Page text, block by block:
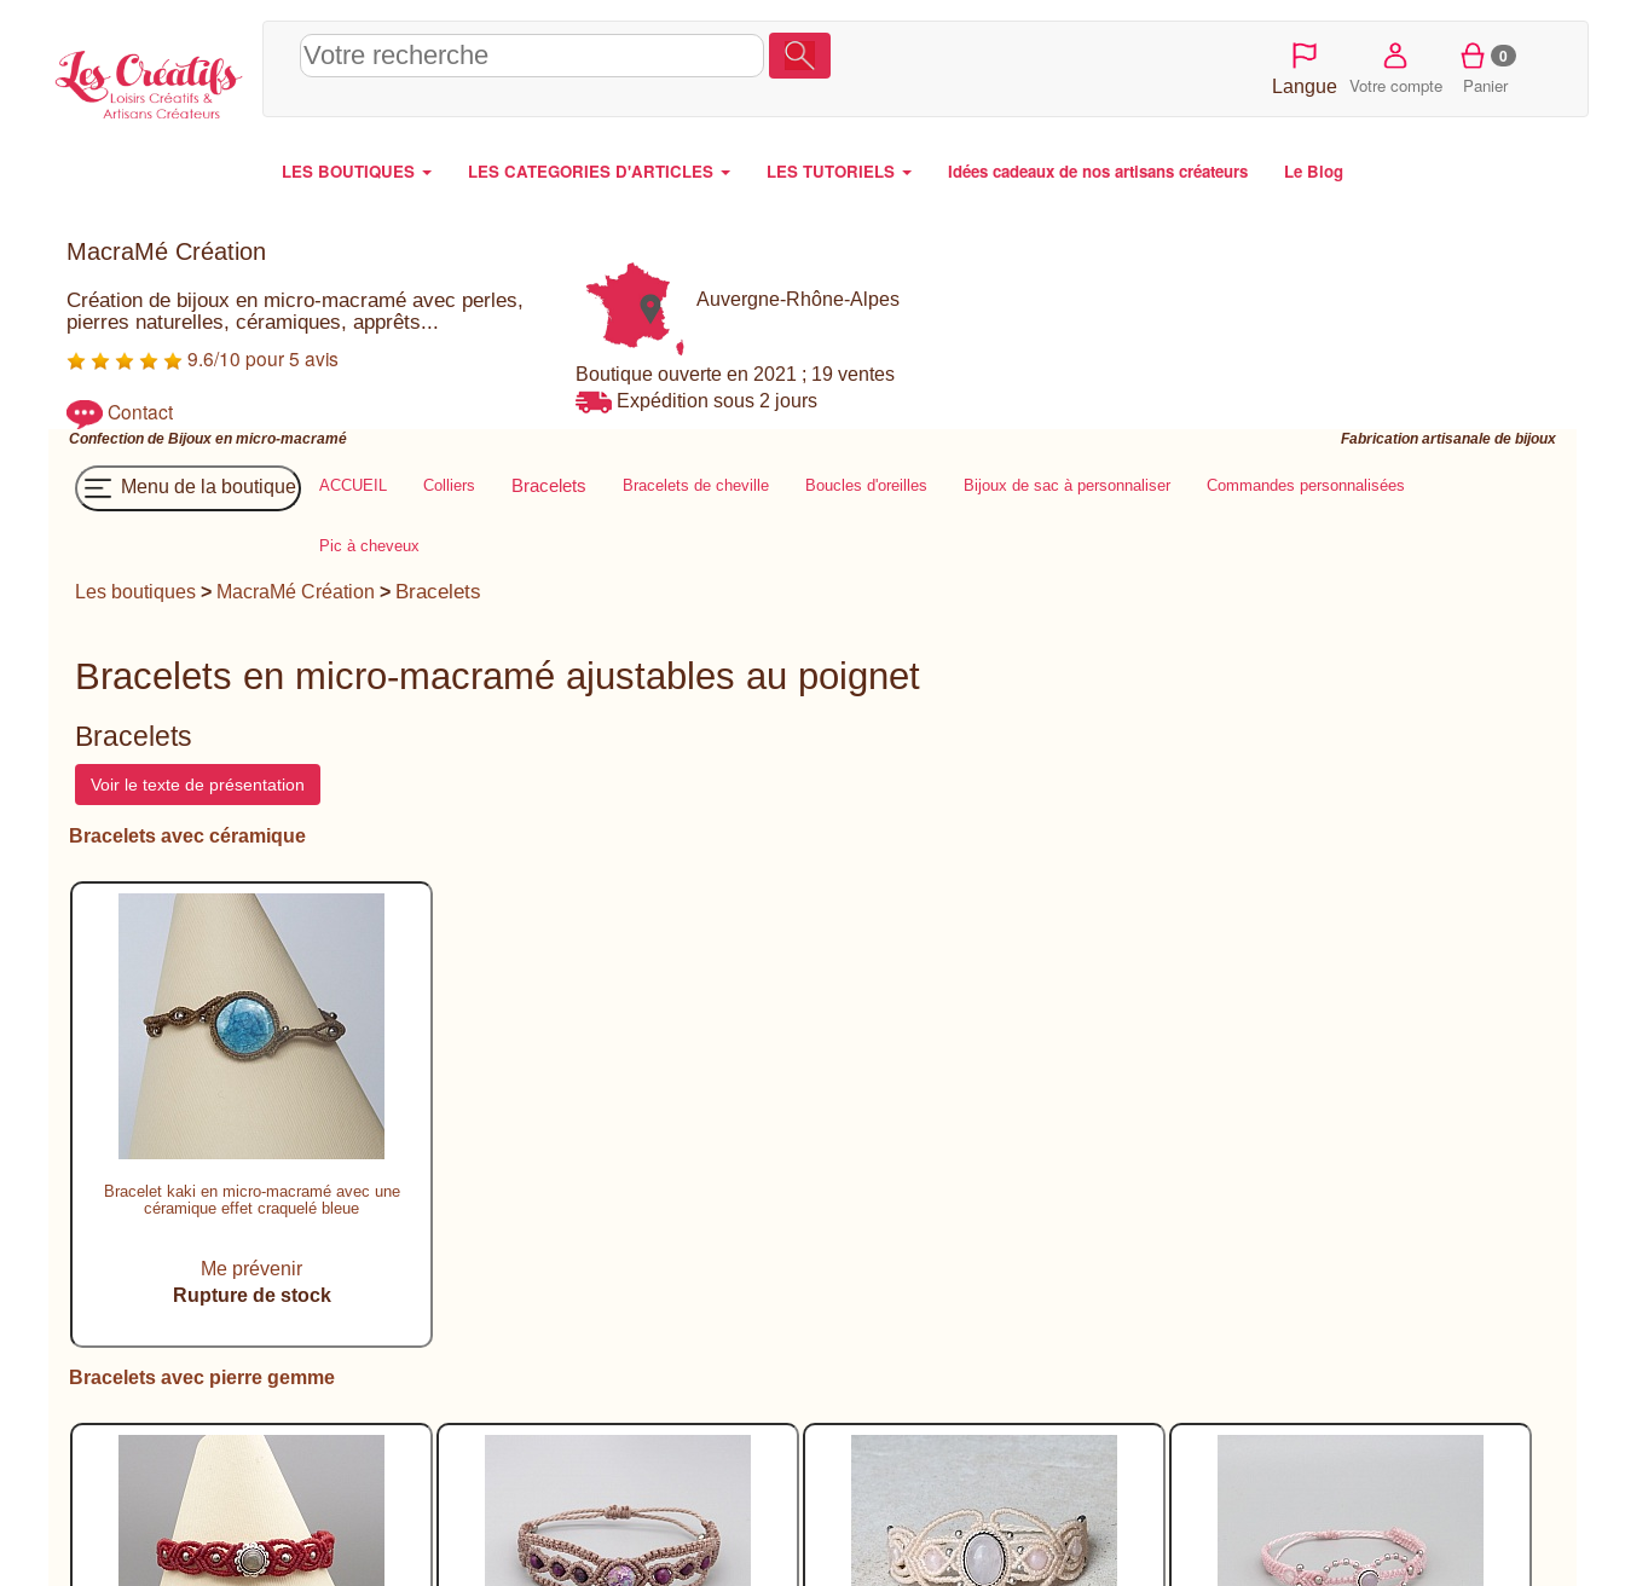
Langue Votre compte
0
Panier
LES BOUTIQUES LES CATEGORIES D'ARTICLES LES TUTORIELS Idées cadeaux de nos artisans créateurs Le Blog
MacraMé Création
Création de bijoux en micro-macramé avec perles,
pierres naturelles, céramiques, apprêts...
9.6/10 pour 5 avis
Contact
Auvergne-Rhône-Alpes
Boutique ouverte en 2021 ; 19 ventes
Expédition sous 2 jours
Confection de Bijoux en micro-macramé Fabrication artisanale de bijoux
Menu de la boutique ACCUEIL Colliers Bracelets Bracelets de cheville Boucles d'oreilles Bijoux de sac à personnaliser Commandes personnalisées
Pic à cheveux
Les boutiques > MacraMé Création > Bracelets
Bracelets en micro-macramé ajustables au poignet
Bracelets
Voir le texte de présentation
Bracelets avec céramique
Bracelet kaki en micro-macramé avec une
céramique effet craquelé bleue
Me prévenir
Rupture de stock
Bracelets avec pierre gemme